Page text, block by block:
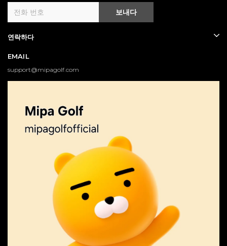
보내다
연락하다
EMAIL
support@mipagolf.com